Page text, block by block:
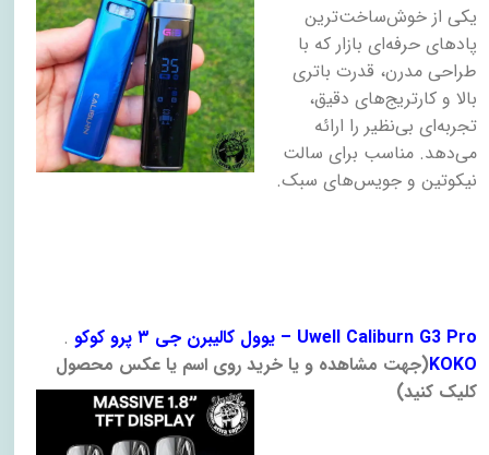
یکی از خوش‌ساخت‌ترین
پادهای حرفه‌ای بازار که با
طراحی مدرن، قدرت باتری
بالا و کارتریج‌های دقیق،
تجربه‌ای بی‌نظیر را ارائه
می‌دهد. مناسب برای سالت
نیکوتین و جویس‌های سبک.
. یوول کالیبرن جی ۳ پرو کوکو – Uwell Caliburn G3 Pro
KOKO
)جهت مشاهده و یا خرید روی اسم یا عکس محصول
کلیک کنید)